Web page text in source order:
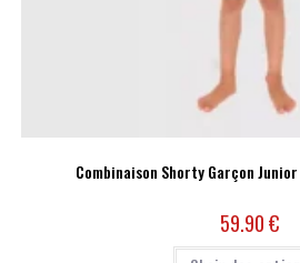
Combinaison Shorty Garçon
59.90€